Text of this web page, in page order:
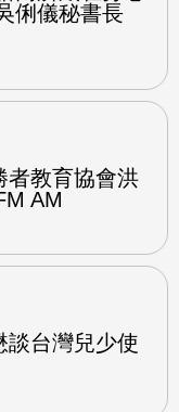
俐儀秘書長
者教育協會洪
AM
談台灣兒少使